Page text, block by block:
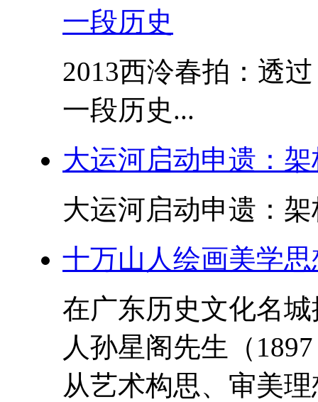
一段历史
2013西泠春拍：透
一段历史...
大运河启动申遗：
大运河启动申遗：
十万山人绘画美学
在广东历史文化名
人孙星阁先生（
从艺术构思、审美